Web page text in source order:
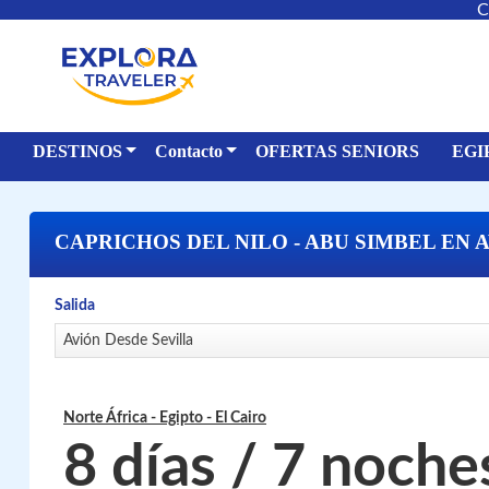
DESTINOS Contacto OFERTAS SENIORS
CAPRICHOS DEL NILO - ABU SIMBEL EN
Salida
Avión Desde Sevilla
Norte África - Egipto - El Cairo
8 días / 7